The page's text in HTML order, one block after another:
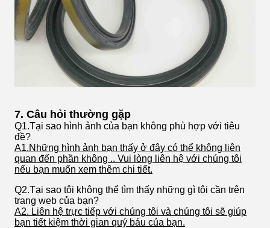
7. Câu hỏi thường gặp
Q1.Tại sao hình ảnh của bạn không phù hợp với tiêu
đề?
A1.Những hình ảnh bạn thấy ở đây có thể không liên
quan đến phần không .. Vui lòng liên hệ với chúng tôi
nếu bạn muốn xem thêm chi tiết.
Q2.Tại sao tôi không thể tìm thấy những gì tôi cần trên
trang web của bạn?
A2. Liên hệ trực tiếp với chúng tôi và chúng tôi sẽ giúp
bạn tiết kiệm thời gian quý báu của bạn.